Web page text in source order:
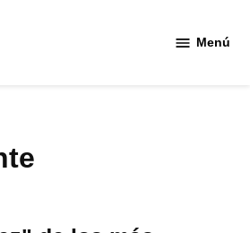
Menú